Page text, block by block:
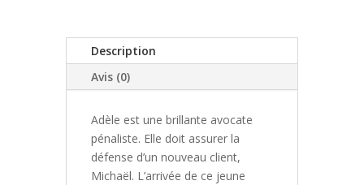
Description
Avis (0)
Adèle est une brillante avocate
pénaliste. Elle doit assurer la
défense d’un nouveau client,
Michaël. L’arrivée de ce jeune